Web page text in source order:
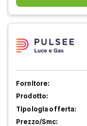
Fornitore:
Prodotto:
Tipologia offerta:
Prezzo/Smc: